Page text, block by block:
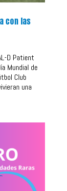
con las
D Patient
Mundial de
Club
una